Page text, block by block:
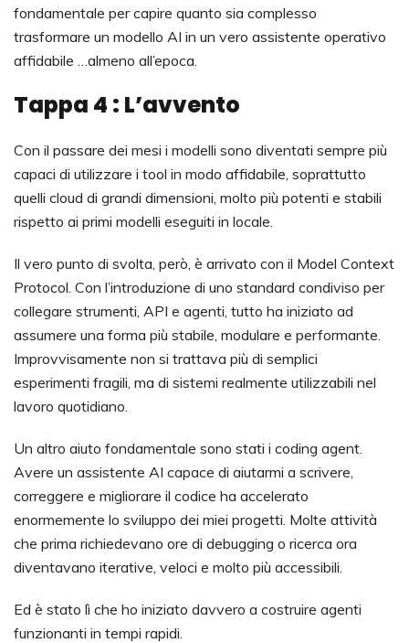
fondamentale per capire quanto sia complesso
trasformare un modello AI in un vero assistente operativo
affidabile …almeno all’epoca.
Tappa 4 : L’avvento
Con il passare dei mesi i modelli sono diventati sempre più
capaci di utilizzare i tool in modo affidabile, soprattutto
quelli cloud di grandi dimensioni, molto più potenti e stabili
rispetto ai primi modelli eseguiti in locale.
Il vero punto di svolta, però, è arrivato con il Model Context
Protocol. Con l’introduzione di uno standard condiviso per
collegare strumenti, API e agenti, tutto ha iniziato ad
assumere una forma più stabile, modulare e performante.
Improvvisamente non si trattava più di semplici
esperimenti fragili, ma di sistemi realmente utilizzabili nel
lavoro quotidiano.
Un altro aiuto fondamentale sono stati i coding agent.
Avere un assistente AI capace di aiutarmi a scrivere,
correggere e migliorare il codice ha accelerato
enormemente lo sviluppo dei miei progetti. Molte attività
che prima richiedevano ore di debugging o ricerca ora
diventavano iterative, veloci e molto più accessibili.
Ed è stato lì che ho iniziato davvero a costruire agenti
funzionanti in tempi rapidi.